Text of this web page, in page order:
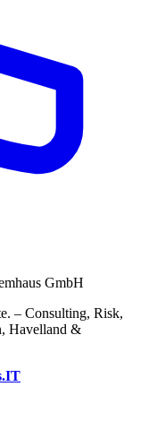
GmbH
– Consulting, Risk,
Havelland &